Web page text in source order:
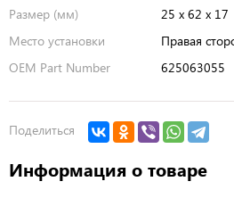
Размер (мм)
25 x 62 x 17
Место установки
Правая
OEM Part Number
625063055
Поделиться
Информация о товаре